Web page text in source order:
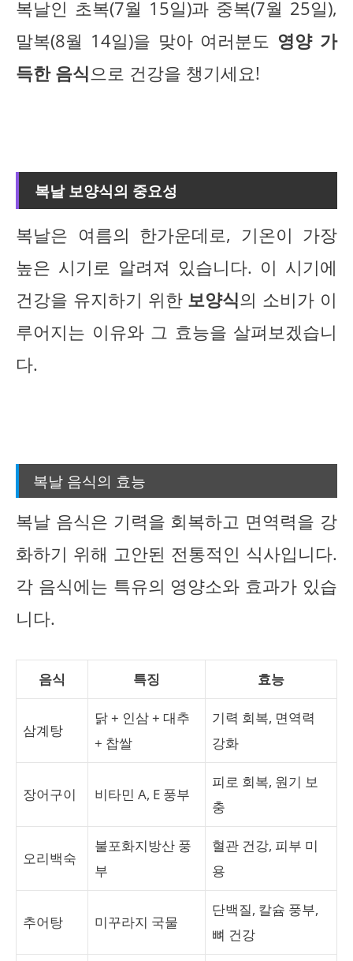
복날인 초복(7월 15일)과 중복(7월 25일),
말복(8월 14일)을 맞아 여러분도 영양 가
득한 음식으로 건강을 챙기세요!
복날 보양식의 중요성
복날은 여름의 한가운데로, 기온이 가장
높은 시기로 알려져 있습니다. 이 시기에
건강을 유지하기 위한 보양식의 소비가 이
루어지는 이유와 그 효능을 살펴보겠습니
다.
복날 음식의 효능
복날 음식은 기력을 회복하고 면역력을 강
화하기 위해 고안된 전통적인 식사입니다.
각 음식에는 특유의 영양소와 효과가 있습
니다.
음식 특징 효능
삼계탕
닭 + 인삼 + 대추
+ 찹쌀
기력 회복, 면역력
강화
장어구이 비타민 A, E 풍부
피로 회복, 원기 보
충
오리백숙
불포화지방산 풍
부
혈관 건강, 피부 미
용
추어탕 미꾸라지 국물
단백질, 칼슘 풍부,
뼈 건강